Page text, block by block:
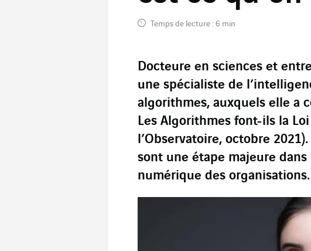
Temps de lecture : 6 min
Docteure en sciences et
une spécialiste de
algorithmes, auxquels elle a
Les Algorithmes font-ils la Loi
l’Observatoire, octobre
sont une étape majeure
numérique des organisations.